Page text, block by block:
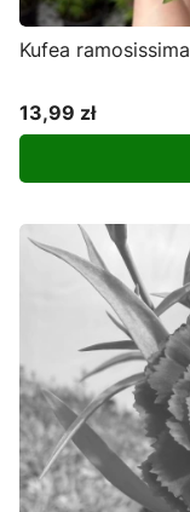
Kufea
Cena
13,99 zł